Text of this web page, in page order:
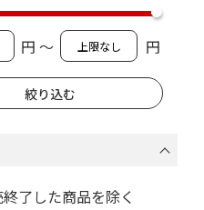
円 ～ 円
了した商品を除く